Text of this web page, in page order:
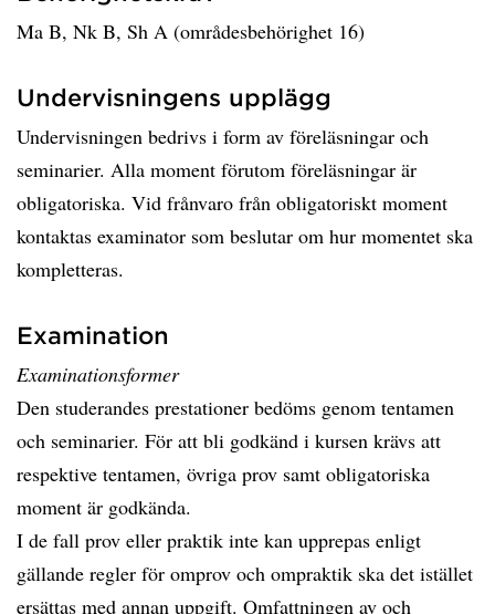
Ma B, Nk B, Sh A (områdesbehörighet 16)
Undervisningens upplägg
Undervisningen bedrivs i form av föreläsningar och
seminarier. Alla moment förutom föreläsningar är
obligatoriska. Vid frånvaro från obligatoriskt moment
kontaktas examinator som beslutar om hur momentet ska
kompletteras.
Examination
Examinationsformer
Den studerandes prestationer bedöms genom tentamen
och seminarier. För att bli godkänd i kursen krävs att
respektive tentamen, övriga prov samt obligatoriska
moment är godkända.
I de fall prov eller praktik inte kan upprepas enligt
gällande regler för omprov och ompraktik ska det istället
ersättas med annan uppgift. Omfattningen av och